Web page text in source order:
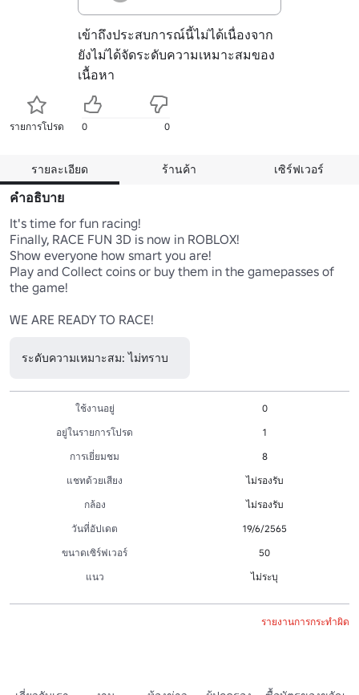
เข้าถึงประสบการณ์นี้ไม่ได้เนื่องจาก
ยังไม่ได้จัดระดับความเหมาะสมของ
เนื้อหา
รายการโปรด 0 0
รายละเอียด ร้านค้า เซิร์ฟเวอร์
คำอธิบาย
It's time for fun racing!
Finally, RACE FUN 3D is now in ROBLOX!
Show everyone how smart you are!
Play and Collect coins or buy them in the gamepasses of
the game!
WE ARE READY TO RACE!
ระดับความเหมาะสม: ไม่ทราบ
ใช้งานอยู่
0
อยู่ในรายการโปรด
1
การเยี่ยมชม
8
แชทด้วยเสียง
ไม่รองรับ
กล้อง
ไม่รองรับ
วันที่อัปเดต
19/6/2565
ขนาดเซิร์ฟเวอร์
50
แนว
ไม่ระบุ
รายงานการกระทำผิด